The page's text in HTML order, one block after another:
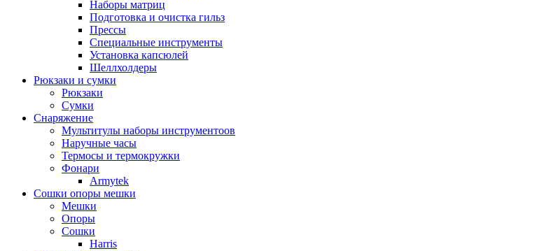
Наборы матриц
Подготовка и очистка гильз
Прессы
Специальные инструменты
Установка капсюлей
Шеллхолдеры
Рюкзаки и сумки
Рюкзаки
Сумки
Снаряжение
Мультитулы наборы инструментоов
Наручные часы
Термосы и термокружки
Фонари
Armytek
Сошки опоры мешки
Мешки
Опоры
Сошки
Harris